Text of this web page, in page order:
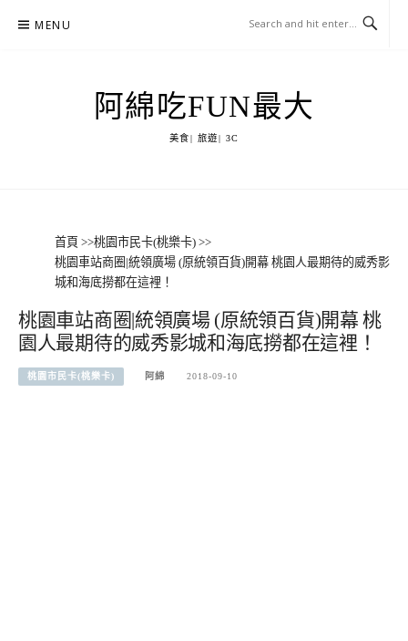
MENU
阿綿吃FUN最大
美食| 旅遊| 3C
首頁 >>桃園市民卡(桃樂卡) >>
桃園車站商圈|統領廣場 (原統領百貨)開幕 桃園人最期待的威秀影
城和海底撈都在這裡！
桃園車站商圈|統領廣場 (原統領百貨)開幕 桃
園人最期待的威秀影城和海底撈都在這裡！
桃園市民卡(桃樂卡) 阿綿 2018-09-10